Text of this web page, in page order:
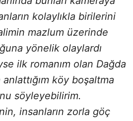
kolaylıkla birilerini
mazlum üzerinde
yönelik olaylardı
ilk romanım olan Dağda
köy boşaltma
söyleyebilirim.
insanların zorla göç